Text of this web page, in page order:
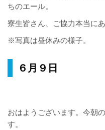
ちのエール。
寮生皆さん、ご協力本当に
※写真は昼休みの様子。
６月９日
おはようございます。今朝
す。